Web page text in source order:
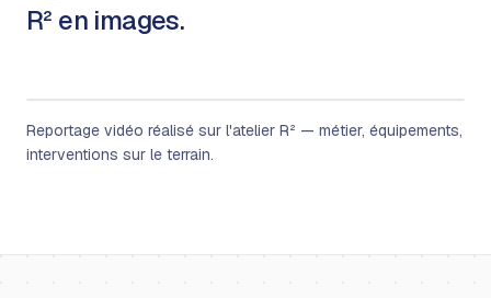
R² en images.
Reportage vidéo réalisé sur l'atelier R² — métier, équipements,
interventions sur le terrain.